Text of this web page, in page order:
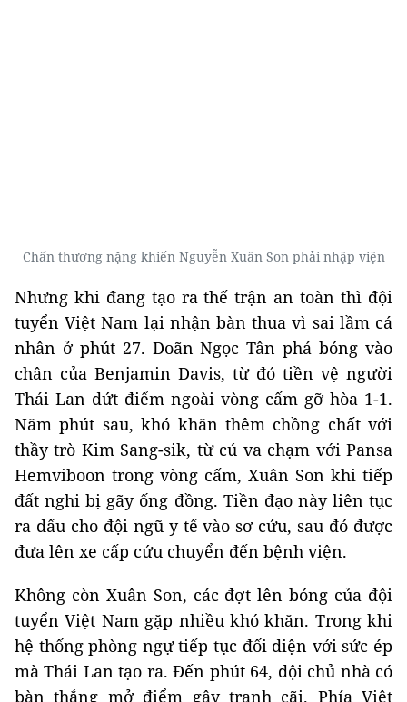
Chấn thương nặng khiến Nguyễn Xuân Son phải nhập viện
Nhưng khi đang tạo ra thế trận an toàn thì đội
tuyển Việt Nam lại nhận bàn thua vì sai lầm cá
nhân ở phút 27. Doãn Ngọc Tân phá bóng vào
chân của Benjamin Davis, từ đó tiền vệ người
Thái Lan dứt điểm ngoài vòng cấm gỡ hòa 1-1.
Năm phút sau, khó khăn thêm chồng chất với
thầy trò Kim Sang-sik, từ cú va chạm với Pansa
Hemviboon trong vòng cấm, Xuân Son khi tiếp
đất nghi bị gãy ống đồng. Tiền đạo này liên tục
ra dấu cho đội ngũ y tế vào sơ cứu, sau đó được
đưa lên xe cấp cứu chuyển đến bệnh viện.
Không còn Xuân Son, các đợt lên bóng của đội
tuyển Việt Nam gặp nhiều khó khăn. Trong khi
hệ thống phòng ngự tiếp tục đối diện với sức ép
mà Thái Lan tạo ra. Đến phút 64, đội chủ nhà có
bàn thắng mở điểm gây tranh cãi. Phía Việt